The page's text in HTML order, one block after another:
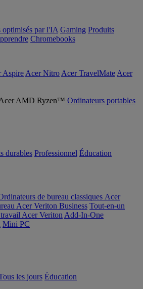
optimisés par l'IA Gaming Produits
Chromebooks
Aspire Acer Nitro Acer TravelMate Acer
Ordinateurs portables
durables Professionnel Éducation
de bureau classiques Acer
Acer Veriton Business Tout-en-un
Acer Veriton Add-In-One
Mini PC
les jours Éducation